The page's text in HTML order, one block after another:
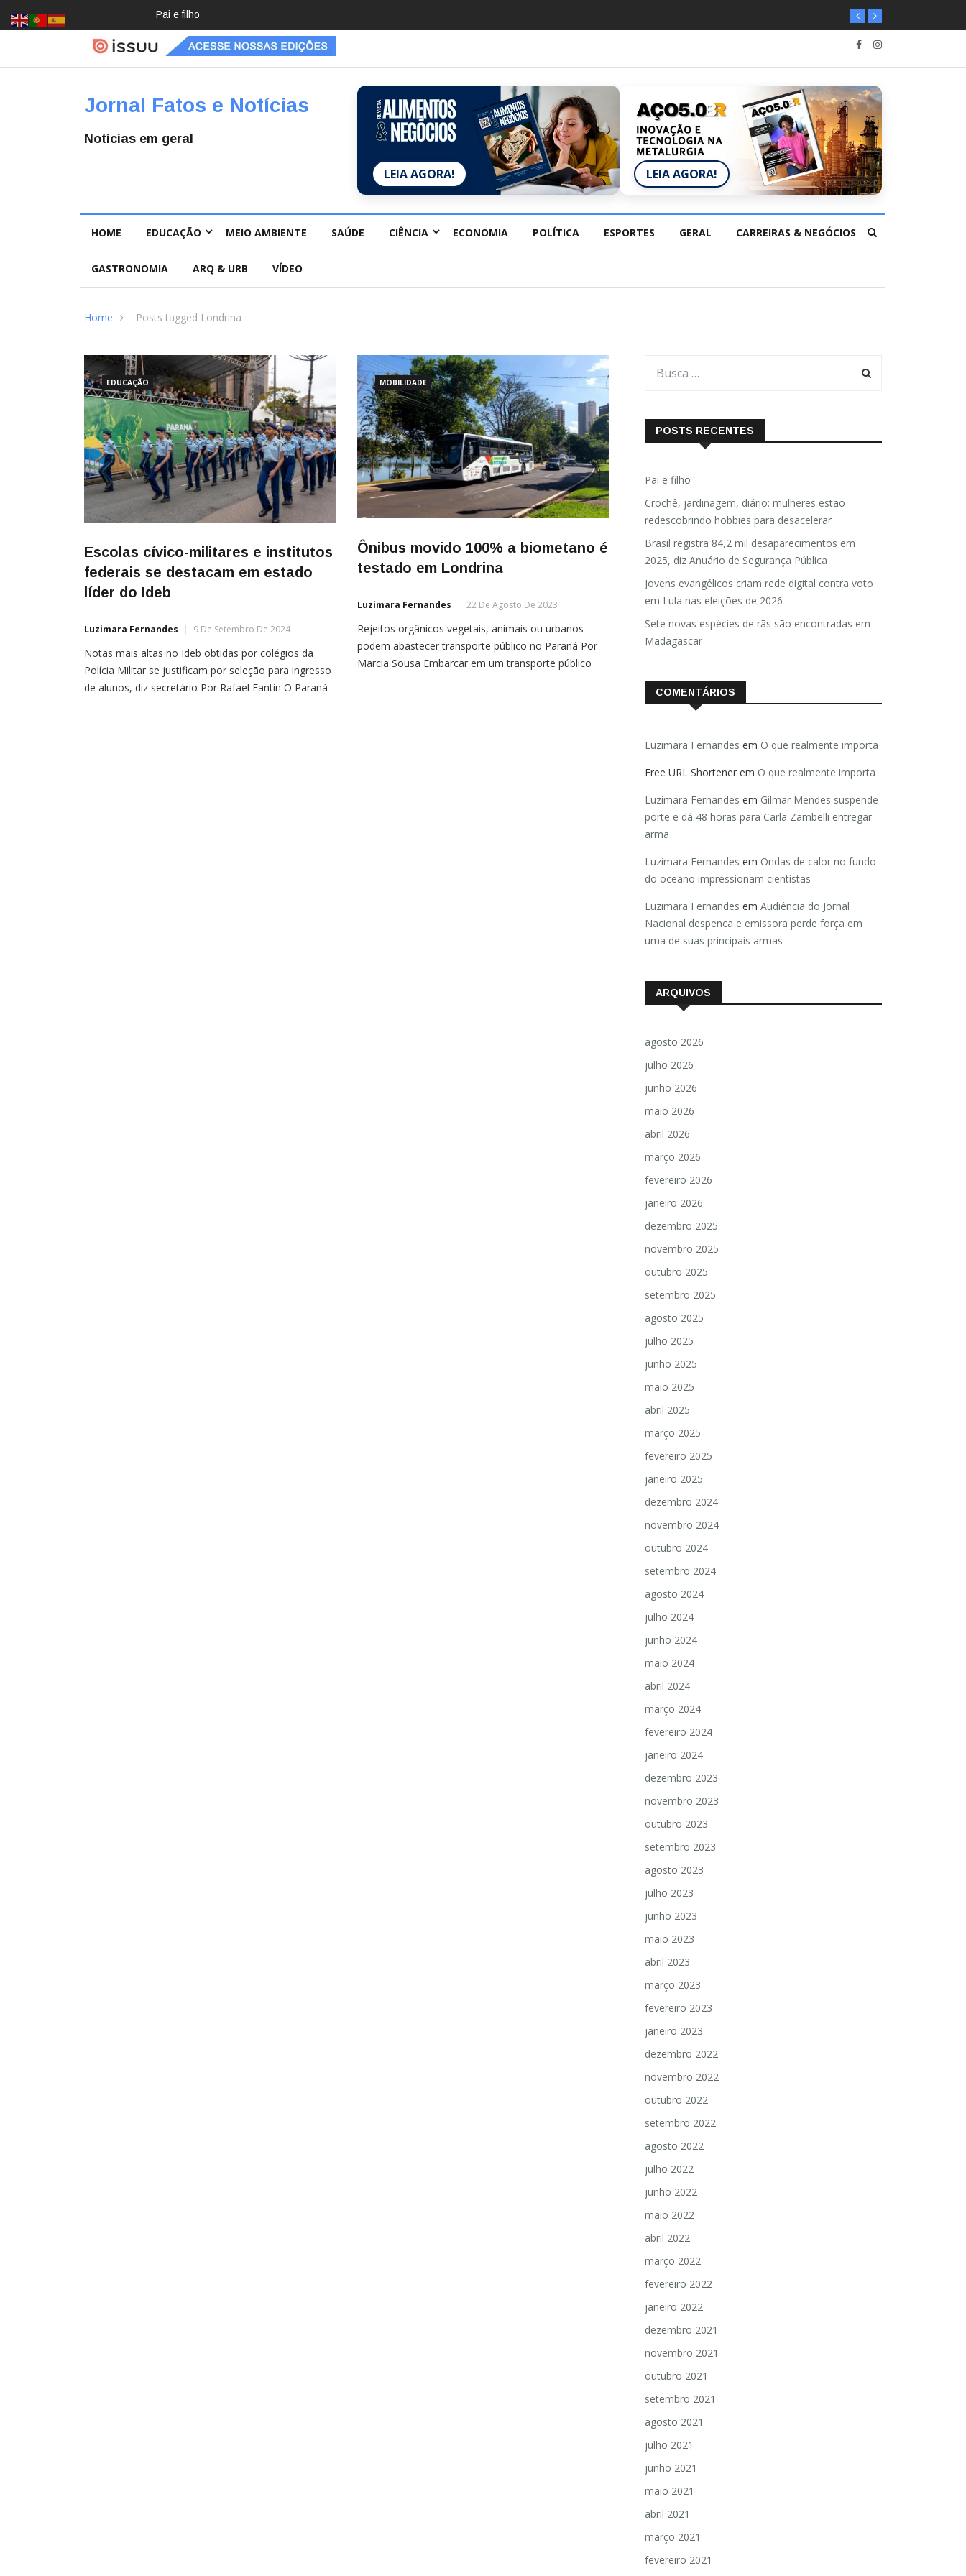
Crochê, jardinagem, diário: mulheres estão redescobrindo hobbies para desacelerar
Jornal Fatos e Notícias
Notícias em geral
LEIA AGORA! LEIA AGORA!
HOME EDUCAÇÃO MEIO AMBIENTE SAÚDE CIÊNCIA ECONOMIA POLÍTICA ESPORTES GERAL CARREIRAS & NEGÓCIOS
GASTRONOMIA ARQ & URB VÍDEO
Home Posts tagged Londrina
EDUCAÇÃO
Escolas cívico-militares e institutos
federais se destacam em estado
líder do Ideb
Luzimara Fernandes 9 De Setembro De 2024
Notas mais altas no Ideb obtidas por colégios da
Polícia Militar se justificam por seleção para ingresso
de alunos, diz secretário Por Rafael Fantin O Paraná
MOBILIDADE
Ônibus movido 100% a biometano é
testado em Londrina
Luzimara Fernandes 22 De Agosto De 2023
Rejeitos orgânicos vegetais, animais ou urbanos
podem abastecer transporte público no Paraná Por
Marcia Sousa Embarcar em um transporte público
POSTS RECENTES
Pai e filho
Crochê, jardinagem, diário: mulheres estão
redescobrindo hobbies para desacelerar
Brasil registra 84,2 mil desaparecimentos em
2025, diz Anuário de Segurança Pública
Jovens evangélicos criam rede digital contra voto
em Lula nas eleições de 2026
Sete novas espécies de rãs são encontradas em
Madagascar
COMENTÁRIOS
Luzimara Fernandes em O que realmente importa
Free URL Shortener em O que realmente importa
Luzimara Fernandes em Gilmar Mendes suspende
porte e dá 48 horas para Carla Zambelli entregar
arma
Luzimara Fernandes em Ondas de calor no fundo
do oceano impressionam cientistas
Luzimara Fernandes em Audiência do Jornal
Nacional despenca e emissora perde força em
uma de suas principais armas
ARQUIVOS
agosto 2026
julho 2026
junho 2026
maio 2026
abril 2026
março 2026
fevereiro 2026
janeiro 2026
dezembro 2025
novembro 2025
outubro 2025
setembro 2025
agosto 2025
julho 2025
junho 2025
maio 2025
abril 2025
março 2025
fevereiro 2025
janeiro 2025
dezembro 2024
novembro 2024
outubro 2024
setembro 2024
agosto 2024
julho 2024
junho 2024
maio 2024
abril 2024
março 2024
fevereiro 2024
janeiro 2024
dezembro 2023
novembro 2023
outubro 2023
setembro 2023
agosto 2023
julho 2023
junho 2023
maio 2023
abril 2023
março 2023
fevereiro 2023
janeiro 2023
dezembro 2022
novembro 2022
outubro 2022
setembro 2022
agosto 2022
julho 2022
junho 2022
maio 2022
abril 2022
março 2022
fevereiro 2022
janeiro 2022
dezembro 2021
novembro 2021
outubro 2021
setembro 2021
agosto 2021
julho 2021
junho 2021
maio 2021
abril 2021
março 2021
fevereiro 2021